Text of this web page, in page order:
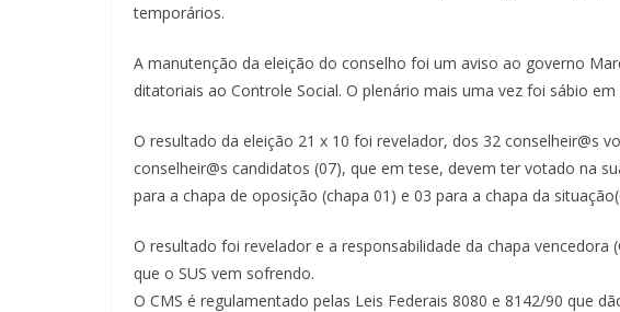
temporários.
A manutenção da eleição do conselho foi um aviso ao governo
ditatoriais ao Controle Social. O plenário mais uma vez foi sábio
O resultado da eleição 21 x 10 foi revelador, dos 32 conselheir@s
conselheir@s candidatos (07), que em tese, devem ter votado na
para a chapa de oposição (chapa 01) e 03 para a chapa da
O resultado foi revelador e a responsabilidade da chapa vencedora
que o SUS vem sofrendo.
O CMS é regulamentado pelas Leis Federais 8080 e 8142/90 que